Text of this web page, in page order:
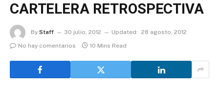
CARTELERA RETROSPECTIVA
By Staff 30 julio, 2012 Updated: 28 agosto, 2012
No hay comentarios
10 Mins Read